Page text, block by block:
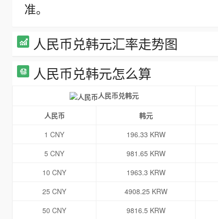
准。
人民币兑韩元汇率走势图
人民币兑韩元怎么算
人民币兑韩元
人民币
韩元
1 CNY
196.33 KRW
5 CNY
981.65 KRW
10 CNY
1963.3 KRW
25 CNY
4908.25 KRW
50 CNY
9816.5 KRW